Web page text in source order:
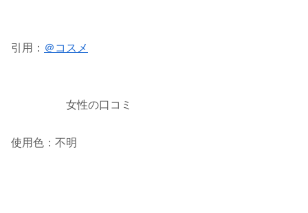
引用： ＠コスメ
女性の口コミ
使用色：不明